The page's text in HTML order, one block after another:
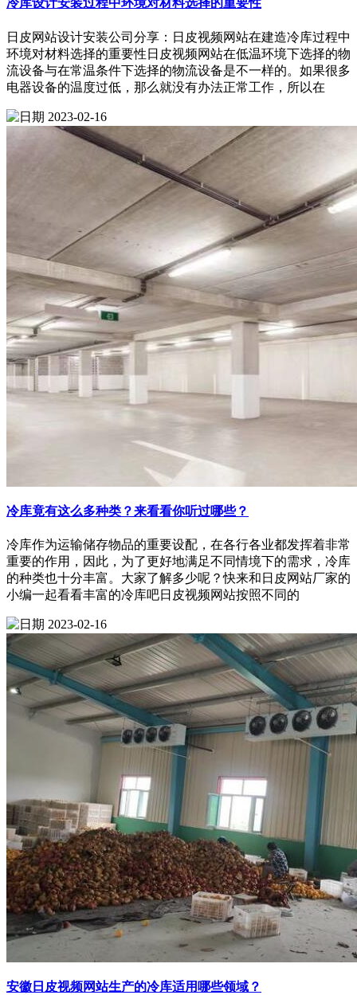
冷库设计安装过程中环境对材料选择的重要性
日皮网站设计安装公司分享：日皮视频网站在建造冷库过程中
环境对材料选择的重要性日皮视频网站在低温环境下选择的物
流设备与在常温条件下选择的物流设备是不一样的。如果很多
电器设备的温度过低，那么就没有办法正常工作，所以在
2023-02-16
冷库竟有这么多种类？来看看你听过哪些？
冷库作为运输储存物品的重要设配，在各行各业都发挥着非常
重要的作用，因此，为了更好地满足不同情境下的需求，冷库
的种类也十分丰富。大家了解多少呢？快来和日皮网站厂家的
小编一起看看丰富的冷库吧日皮视频网站按照不同的
2023-02-16
安徽日皮视频网站生产的冷库适用哪些领域？